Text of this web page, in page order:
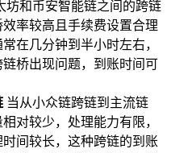
坊和币安智能链之间的跨链
率较高且手续费设置合理
在几分钟到半小时左右，
桥出现问题，到账时间可
当从小众链跨链到主流链
对较少，处理能力有限，
间较长，这种跨链的到账